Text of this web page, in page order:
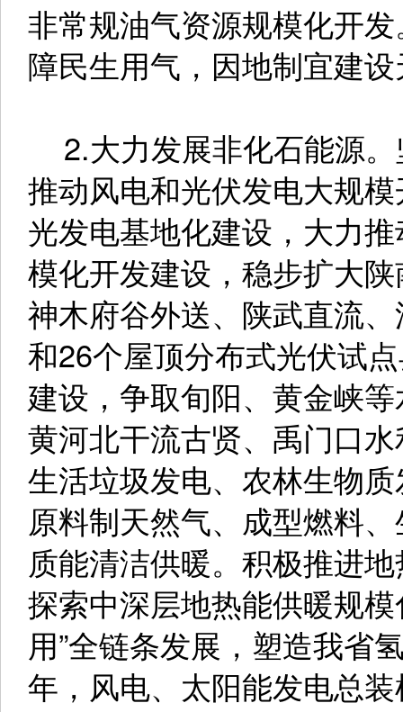
非常规油气资源规模化开
障民生用气，因地制宜建
2.大力发展非化石能源
推动风电和光伏发电大规
光发电基地化建设，大力
模化开发建设，稳步扩大
神木府谷外送、陕武直流
和26个屋顶分布式光伏试
建设，争取旬阳、黄金峡
黄河北干流古贤、禹门口
生活垃圾发电、农林生物
原料制天然气、成型燃料
质能清洁供暖。积极推进
探索中深层地热能供暖规
用”全链条发展，塑造我省
年，风电、太阳能发电总